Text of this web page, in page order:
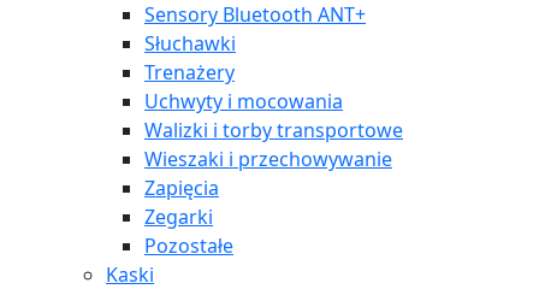
Sensory Bluetooth ANT+
Słuchawki
Trenażery
Uchwyty i mocowania
Walizki i torby transportowe
Wieszaki i przechowywanie
Zapięcia
Zegarki
Pozostałe
Kaski